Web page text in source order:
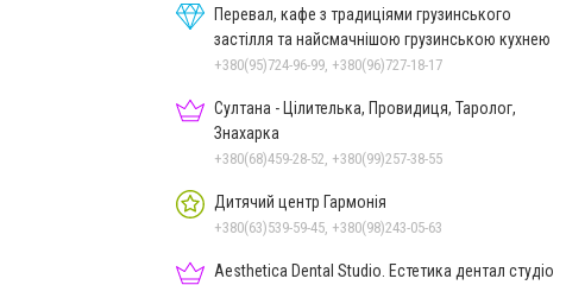
Перевал, кафе з традиціями грузинського
застілля та найсмачнішою грузинською кухнею
+380(95)724-96-99, +380(96)727-18-17
Султана - Цілителька, Провидиця, Таролог,
Знахарка
+380(68)459-28-52, +380(99)257-38-55
Дитячий центр Гармонія
+380(63)539-59-45, +380(98)243-05-63
Aesthetica Dental Studio. Естетика дентал студіо